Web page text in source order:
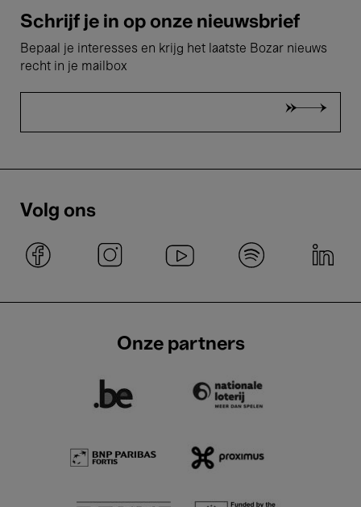
Schrijf je in op onze nieuwsbrief
Bepaal je interesses en krijg het laatste Bozar nieuws
recht in je mailbox
Volg ons
Onze partners